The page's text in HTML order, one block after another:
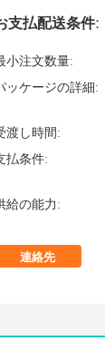
支払配送条件:
小注文数量:
ッケージの詳細:
渡し時間:
払条件:
給の能力:
連絡先